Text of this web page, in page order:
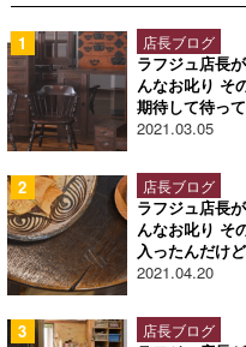
店長ブログ
ラフジュ店長
んなお叱り そ
期待して待っ
2021.03.05
店長ブログ
ラフジュ店長
んなお叱り そ
入ったんだけ
2021.04.20
店長ブログ